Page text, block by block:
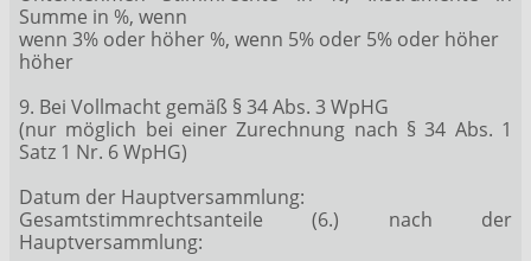
Summe in %, wenn
wenn 3% oder höher %, wenn 5% oder 5% oder höher
höher
9. Bei Vollmacht gemäß § 34 Abs. 3 WpHG
(nur möglich bei einer Zurechnung nach § 34 Abs. 1
Satz 1 Nr. 6 WpHG)
Datum der Hauptversammlung:
Gesamtstimmrechtsanteile (6.) nach der
Hauptversammlung: